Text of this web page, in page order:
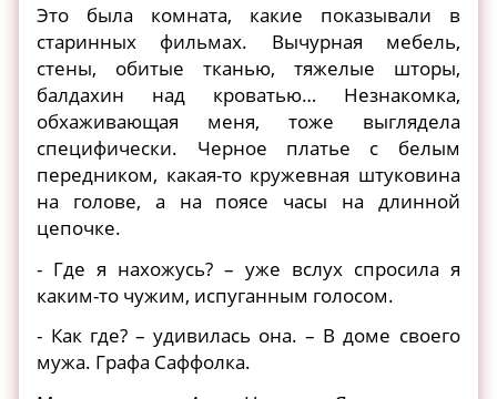
Это была комната, какие показывали в
старинных фильмах. Вычурная мебель,
стены, обитые тканью, тяжелые шторы,
балдахин над кроватью… Незнакомка,
обхаживающая меня, тоже выглядела
специфически. Черное платье с белым
передником, какая-то кружевная штуковина
на голове, а на поясе часы на длинной
цепочке.
- Где я нахожусь? – уже вслух спросила я
каким-то чужим, испуганным голосом.
- Как где? – удивилась она. – В доме своего
мужа. Графа Саффолка.